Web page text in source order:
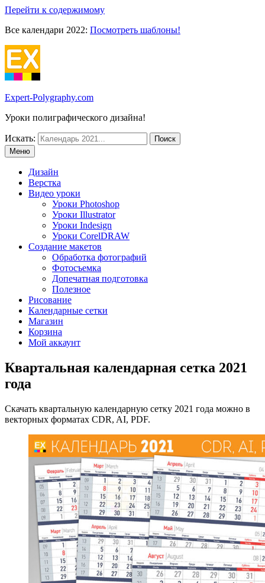
Перейти к содержимому
Все календари 2022: Посмотреть шаблоны!
Expert-Polygraphy.com
Уроки полиграфического дизайна!
Искать:
Меню
Дизайн
Верстка
Видео уроки
Уроки Photoshop
Уроки Illustrator
Уроки Indesign
Уроки CorelDRAW
Создание макетов
Обработка фотографий
Фотосъемка
Допечатная подготовка
Полезное
Рисование
Календарные сетки
Магазин
Корзина
Мой аккаунт
Квартальная календарная сетка 2021
года
Скачать квартальную календарную сетку 2021 года можно в
векторных форматах CDR, AI, PDF.